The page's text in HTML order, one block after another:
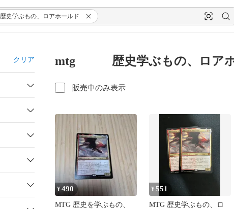
歴史学ぶもの、ロアホールド
クリア mtg 歴史学ぶもの、ロ
販売中のみ表示
¥490
MTG 歴史を学ぶもの、
¥551
MTG 歴史学ぶもの、ロ